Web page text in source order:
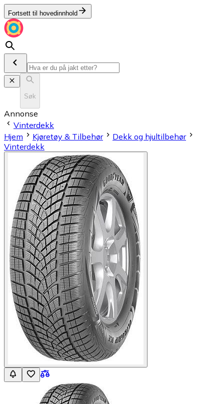
Fortsett til hovedinnhold
Søk
Annonse
Vinterdekk
Hjem
Kjøretøy & Tilbehør
Dekk og hjultilbehør
Vinterdekk